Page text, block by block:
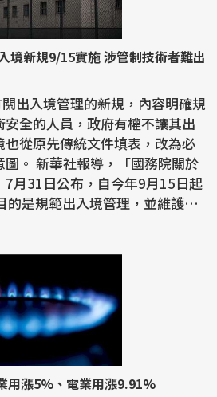
境新規9/15實施 涉管制技術者難出
出入境管理的新規，內容明確規
全的人員，政府有權不讓其出
從原先傳統文件填表，改為必
務院關於
7月31日公布，自今年9月15日起
的是規範出入境管理，並維護國
用漲5%、電業用漲9.91%